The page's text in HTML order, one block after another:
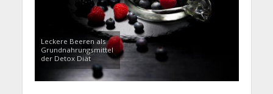
Leckere Beeren als
Grundnahrungsmittel
der Detox Diät